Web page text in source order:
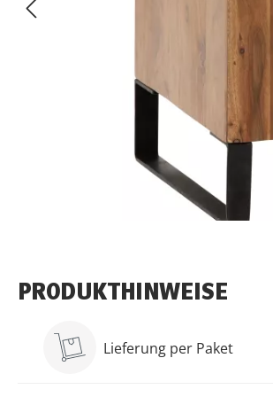
PRODUKTHINWEISE
Lieferung per Paket